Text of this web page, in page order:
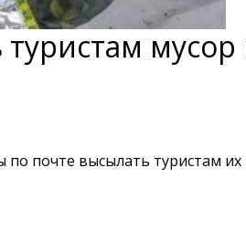
мусор
почте высылать туристам их